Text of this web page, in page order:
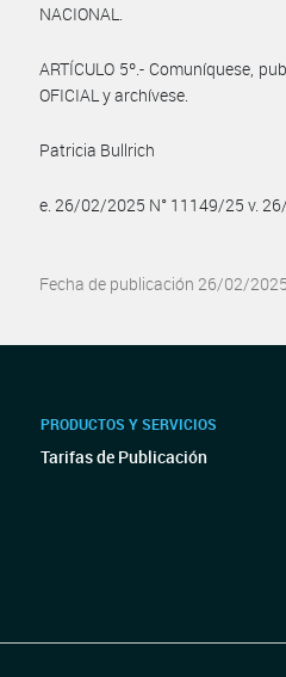
NACIONAL.
ARTÍCULO 5º.- Comuníquese,
OFICIAL y archívese.
Patricia Bullrich
e. 26/02/2025 N° 11149/25 v.
Fecha de publicación 26/02/2025
PRODUCTOS Y SERVICIOS
Tarifas de Publicación